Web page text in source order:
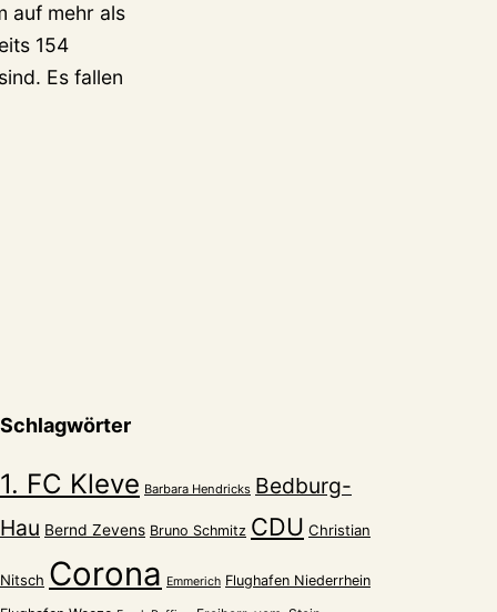
auf mehr als
154
Es fallen
Schlagwörter
1. FC Kleve Barbara Hendricks Bedburg-
Hau Bernd Zevens Bruno Schmitz CDU Christian
Nitsch Corona Emmerich Flughafen Niederrhein